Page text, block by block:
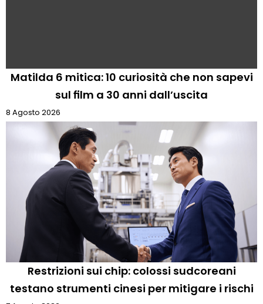
Matilda 6 mitica: 10 curiosità che non sapevi
sul film a 30 anni dall’uscita
8 Agosto 2026
Restrizioni sui chip: colossi sudcoreani
testano strumenti cinesi per mitigare i rischi